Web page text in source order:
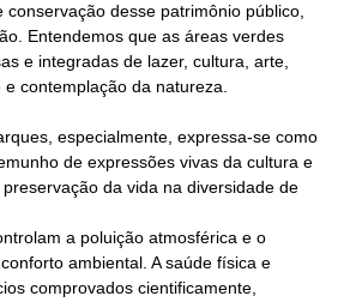
desse patrimônio público,
Entendemos que as áreas verdes
e integradas de lazer, cultura, arte,
contemplação da natureza.
especialmente, expressa-se como
de expressões vivas da cultura e
da vida na diversidade de
a poluição atmosférica e o
ambiental. A saúde física e
comprovados cientificamente,